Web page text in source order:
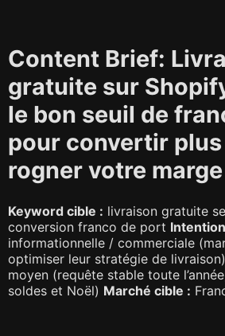
Content Brief:
gratuite sur
le bon seuil de
pour convertir
rogner votre marge
Keyword cible : livraison gratuite
conversion franco de port
informationnelle / commerciale
optimiser leur stratégie de livraison)
moyen (requête stable toute
soldes et Noël) Marché cible :